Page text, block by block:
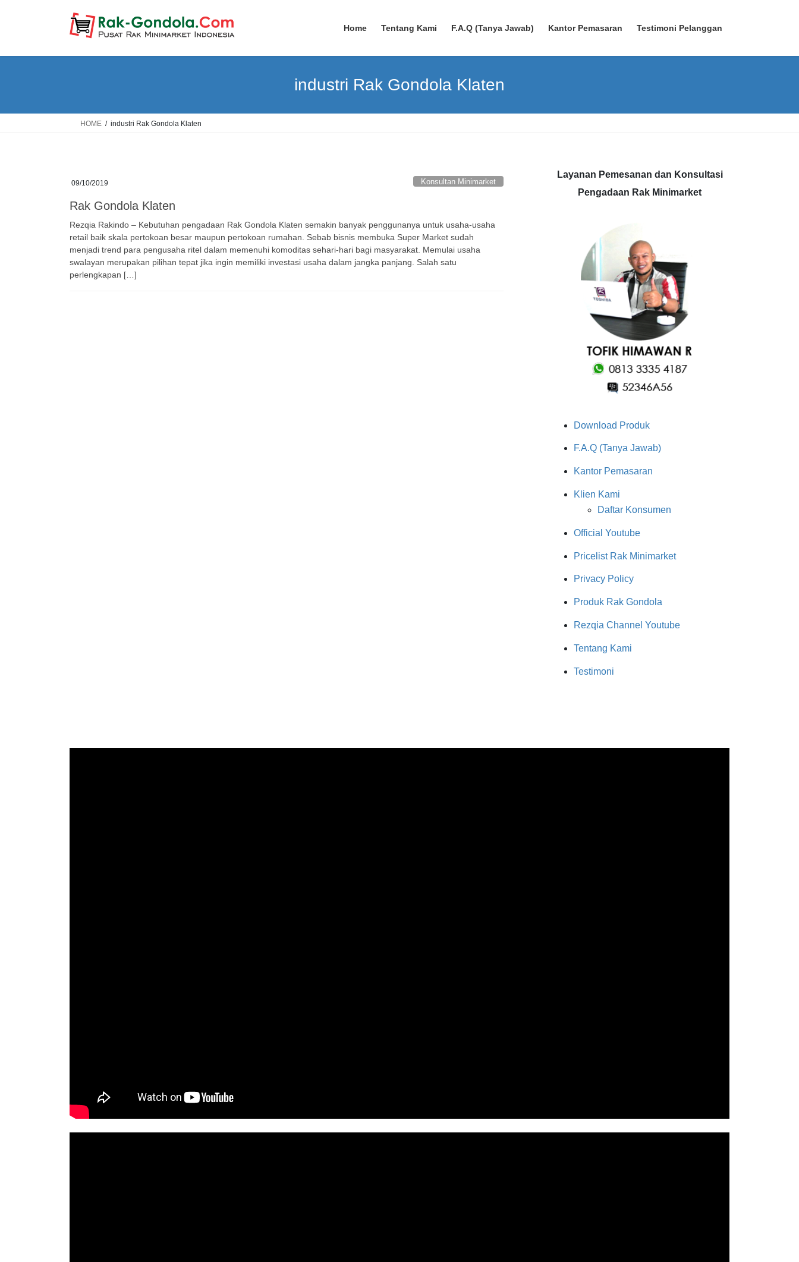
Home Tentang Kami F.A.Q (Tanya Jawab) Kantor Pemasaran Testimoni Pelanggan
industri Rak Gondola Klaten
HOME industri Rak Gondola Klaten
09/10/2019 Konsultan Minimarket
Rak Gondola Klaten
Rezqia Rakindo – Kebutuhan pengadaan Rak Gondola Klaten semakin banyak penggunanya untuk usaha-usaha
retail baik skala pertokoan besar maupun pertokoan rumahan. Sebab bisnis membuka Super Market sudah
menjadi trend para pengusaha ritel dalam memenuhi komoditas sehari-hari bagi masyarakat. Memulai usaha
swalayan merupakan pilihan tepat jika ingin memiliki investasi usaha dalam jangka panjang. Salah satu
perlengkapan […]
Layanan Pemesanan dan Konsultasi
Pengadaan Rak Minimarket
Download Produk
F.A.Q (Tanya Jawab)
Kantor Pemasaran
Klien Kami
Daftar Konsumen
Official Youtube
Pricelist Rak Minimarket
Privacy Policy
Produk Rak Gondola
Rezqia Channel Youtube
Tentang Kami
Testimoni